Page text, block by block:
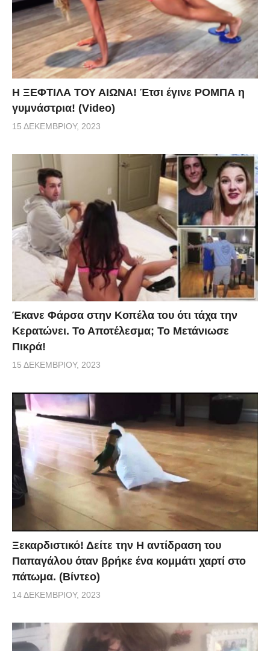
Η ΞΕΦΤΙΛΑ ΤΟΥ ΑΙΩΝΑ! Έτσι έγινε ΡΟΜΠΑ η
γυμνάστρια! (Video)
15 ΔΕΚΕΜΒΡΊΟΥ, 2023
Έκανε Φάρσα στην Κοπέλα του ότι τάχα την
Κερατώνει. Το Αποτέλεσμα; Το Μετάνιωσε
Πικρά!
15 ΔΕΚΕΜΒΡΊΟΥ, 2023
Ξεκαρδιστικό! Δείτε την Η αντίδραση του
Παπαγάλου όταν βρήκε ένα κομμάτι χαρτί στο
πάτωμα. (Βίντεο)
14 ΔΕΚΕΜΒΡΊΟΥ, 2023